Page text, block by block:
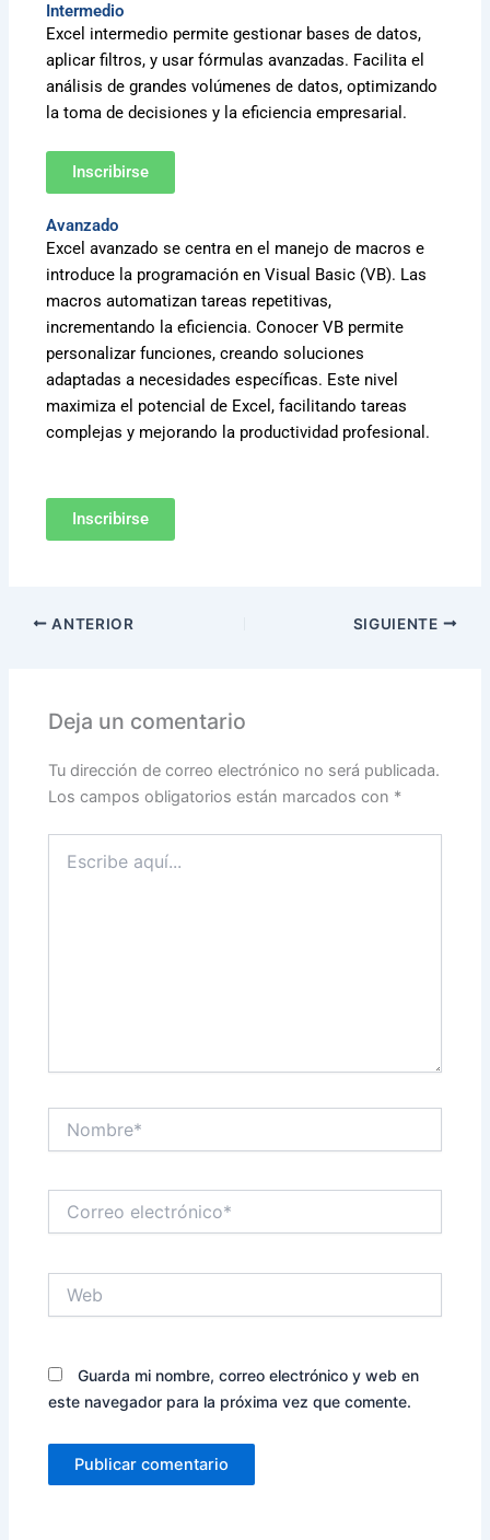
Intermedio
Excel intermedio permite gestionar bases de datos,
aplicar filtros, y usar fórmulas avanzadas. Facilita el
análisis de grandes volúmenes de datos, optimizando
la toma de decisiones y la eficiencia empresarial.
Inscribirse
Avanzado
Excel avanzado se centra en el manejo de macros e
introduce la programación en Visual Basic (VB). Las
macros automatizan tareas repetitivas,
incrementando la eficiencia. Conocer VB permite
personalizar funciones, creando soluciones
adaptadas a necesidades específicas. Este nivel
maximiza el potencial de Excel, facilitando tareas
complejas y mejorando la productividad profesional.
Inscribirse
ANTERIOR SIGUIENTE
Deja un comentario
Tu dirección de correo electrónico no será publicada.
Los campos obligatorios están marcados con *
aquí...
electrónico*
Guarda mi nombre, correo electrónico y web en
este navegador para la próxima vez que comente.